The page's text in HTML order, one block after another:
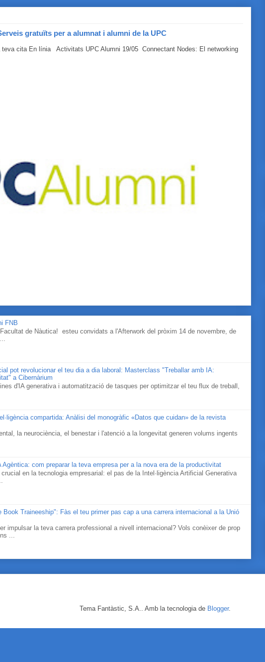
gratuïts per a alumnat i alumni de la UPC
teva cita En línia Activitats UPC Alumni 19/05 Connectant Nodes: El networking
FNB
de Nàutica! esteu convidats a l'Afterwork del pròxim 14 de novembre, de
pot revolucionar el teu dia a dia laboral: Masterclass "Treballar amb IA:
a Cibernàrium
d'IA generativa i automatització de tasques per optimitzar el teu flux de treball,
compartida: Anàlisi del monogràfic «Datos que cuidan» de la revista
la neurociència, el benestar i l'atenció a la longevitat generen volums ingents
Agèntica: com preparar la teva empresa per a la nova era de la productivitat
en la tecnologia empresarial: el pas de la Intel·ligència Artificial Generativa
Book Traineeship": Fàs el teu primer pas cap a una carrera internacional a la Unió
impulsar la teva carrera professional a nivell internacional? Vols conèixer de prop
...
Tema Fantàstic, S.A.. Amb la tecnologia de Blogger.